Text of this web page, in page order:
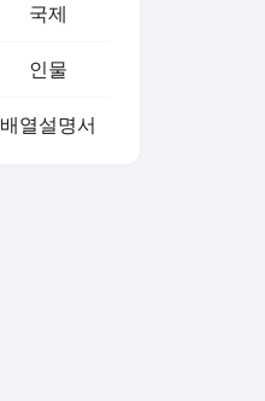
국제
인물
배열설명서